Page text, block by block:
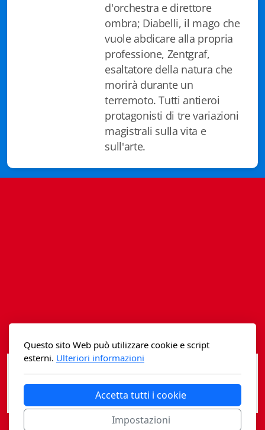
d'orchestra e direttore
ombra; Diabelli, il mago che
vuole abdicare alla propria
professione, Zentgraf,
esaltatore della natura che
morirà durante un
terremoto. Tutti antieroi
protagonisti di tre variazioni
magistrali sulla vita e
sull'arte.
Questo sito Web può utilizzare cookie e script
esterni. Ulteriori informazioni
Accetta tutti i cookie
Impostazioni
EJO- European Journalism Observatory
iQuaderni - fondazioneculturalecollinadoro
Testi scolastici
Varia
Fidia edizioni d'arte